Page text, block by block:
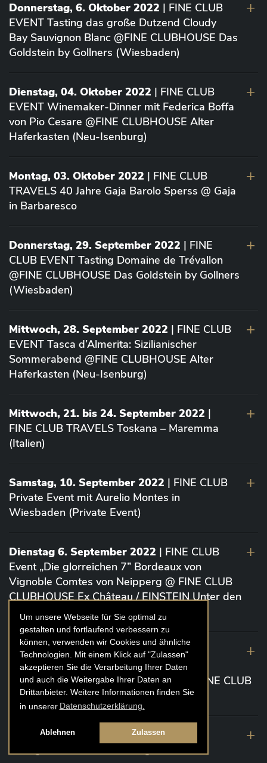
Um unsere Webseite für Sie optimal zu
gestalten und fortlaufend verbessern zu
können, verwenden wir Cookies und ähnliche
Technologien. Mit einem Klick auf "Zulassen"
akzeptieren Sie die Verarbeitung Ihrer Daten
und auch die Weitergabe Ihrer Daten an
Drittanbieter. Weitere Informationen finden Sie
in unserer Datenschutzerklärung.
Ablehnen Zulassen
Donnerstag, 6. Oktober 2022 | FINE CLUB
EVENT Tasting das große Dutzend Cloudy
Bay Sauvignon Blanc @FINE CLUBHOUSE Das
Goldstein by Gollners (Wiesbaden)
Dienstag, 04. Oktober 2022 | FINE CLUB
EVENT Winemaker-Dinner mit Federica Boffa
von Pio Cesare @FINE CLUBHOUSE Alter
Haferkasten (Neu-Isenburg)
Montag, 03. Oktober 2022 | FINE CLUB
TRAVELS 40 Jahre Gaja Barolo Sperss @ Gaja
in Barbaresco
Donnerstag, 29. September 2022 | FINE
CLUB EVENT Tasting Domaine de Trévallon
@FINE CLUBHOUSE Das Goldstein by Gollners
(Wiesbaden)
Mittwoch, 28. September 2022 | FINE CLUB
EVENT Tasca d’Almerita: Sizilianischer
Sommerabend @FINE CLUBHOUSE Alter
Haferkasten (Neu-Isenburg)
Mittwoch, 21. bis 24. September 2022 |
FINE CLUB TRAVELS Toskana – Maremma
(Italien)
Samstag, 10. September 2022 | FINE CLUB
Private Event mit Aurelio Montes in
Wiesbaden (Private Event)
Dienstag 6. September 2022 | FINE CLUB
Event „Die glorreichen 7” Bordeaux von
Vignoble Comtes von Neipperg @ FINE CLUB
CLUBHOUSE Ex Château / EINSTEIN Unter den
Linden (Berlin)
19. August 2022| FINE CLUB Academy
Caviar „Die glorreichen 7“ Riesling Große
Gewächse von der Mosel aus 2020 @ FINE CLUB
Clubhouse Prunier Cologne (Köln)
29. Juli 2022
| Weinbergwanderung
Weingüter Geheimrat J. Wegeler